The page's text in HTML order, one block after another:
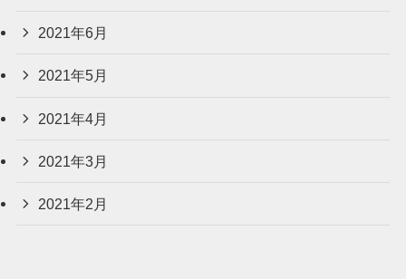
2021年6月
2021年5月
2021年4月
2021年3月
2021年2月